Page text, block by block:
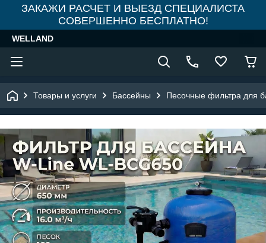
ЗАКАЖИ РАСЧЕТ И ВЫЕЗД СПЕЦИАЛИСТА
СОВЕРШЕННО БЕСПЛАТНО!
WELLAND
Товары и услуги Бассейны Песочные фильтра для